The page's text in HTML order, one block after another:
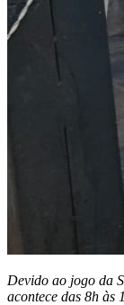
Devido ao jogo da
acontece das 8h às